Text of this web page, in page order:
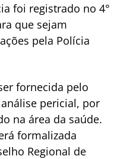
foi registrado no 4°
que sejam
pela Polícia
fornecida pelo
pericial, por
na área da saúde.
formalizada
Regional de